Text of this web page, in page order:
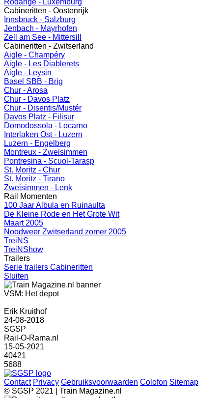
Rodange - Luxemburg
Cabineritten - Oostenrijk
Innsbruck - Salzburg
Jenbach - Mayrhofen
Zell am See - Mittersill
Cabineritten - Zwitserland
Aigle - Champéry
Aigle - Les Diablerets
Aigle - Leysin
Basel SBB - Brig
Chur - Arosa
Chur - Davos Platz
Chur - Disentis/Mustér
Davos Platz - Filisur
Domodossola - Locarno
Interlaken Ost - Luzern
Luzern - Engelberg
Montreux - Zweisimmen
Pontresina - Scuol-Tarasp
St. Moritz - Chur
St. Moritz - Tirano
Zweisimmen - Lenk
Rail Momenten
100 Jaar Albula en Ruinaulta
De Kleine Rode en Het Grote Wit
Maart 2005
Noodweer Zwitserland zomer 2005
TreiNS
TreiNShow
Trailers
Serie trailers Cabineritten
Sluiten
VSM: Het depot
Erik Kruithof
24-08-2018
SGSP
Rail-O-Rama.nl
15-05-2021
40421
5688
Contact Privacy Gebruiksvoorwaarden Colofon Sitemap
© SGSP 2021 | Train Magazine.nl